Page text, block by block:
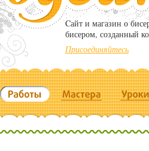
Cайт и магазин о
бисером, созданный
Присоединяйтесь